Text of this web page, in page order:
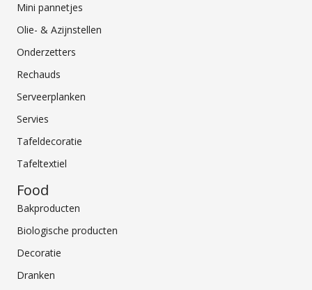
Mini pannetjes
Olie- & Azijnstellen
Onderzetters
Rechauds
Serveerplanken
Servies
Tafeldecoratie
Tafeltextiel
Food
Bakproducten
Biologische producten
Decoratie
Dranken